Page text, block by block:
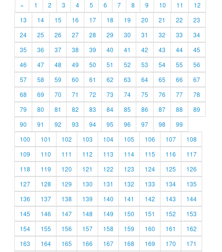
« 1 2 3 4 5 6 7 8 9 10 11
12
13
14 15 16 17 18 19 20 21 22
23
24
25 26 27 28 29 30 31 32 33
34
35
36 37 38 39 40 41 42 43 44
45
46
47 48 49 50 51 52 53 54 55
56
57
58 59 60 61 62 63 64 65 66
67
68
69 70 71 72 73 74 75 76 77
78
79
80 81 82 83 84 85 86 87 88
89
90
91 92 93 94 95 96 97 98
99
100
101 102 103 104 105 106 107
108
109
110 111 112 113 114 115 116
117
118
119 120 121 122 123 124 125
126
127
128 129 130 131 132 133 134
135
136
137 138 139 140 141 142 143
144
145
146 147 148 149 150 151 152
153
154
155 156 157 158 159 160 161
162
163
164 165 166 167 168 169 170
171